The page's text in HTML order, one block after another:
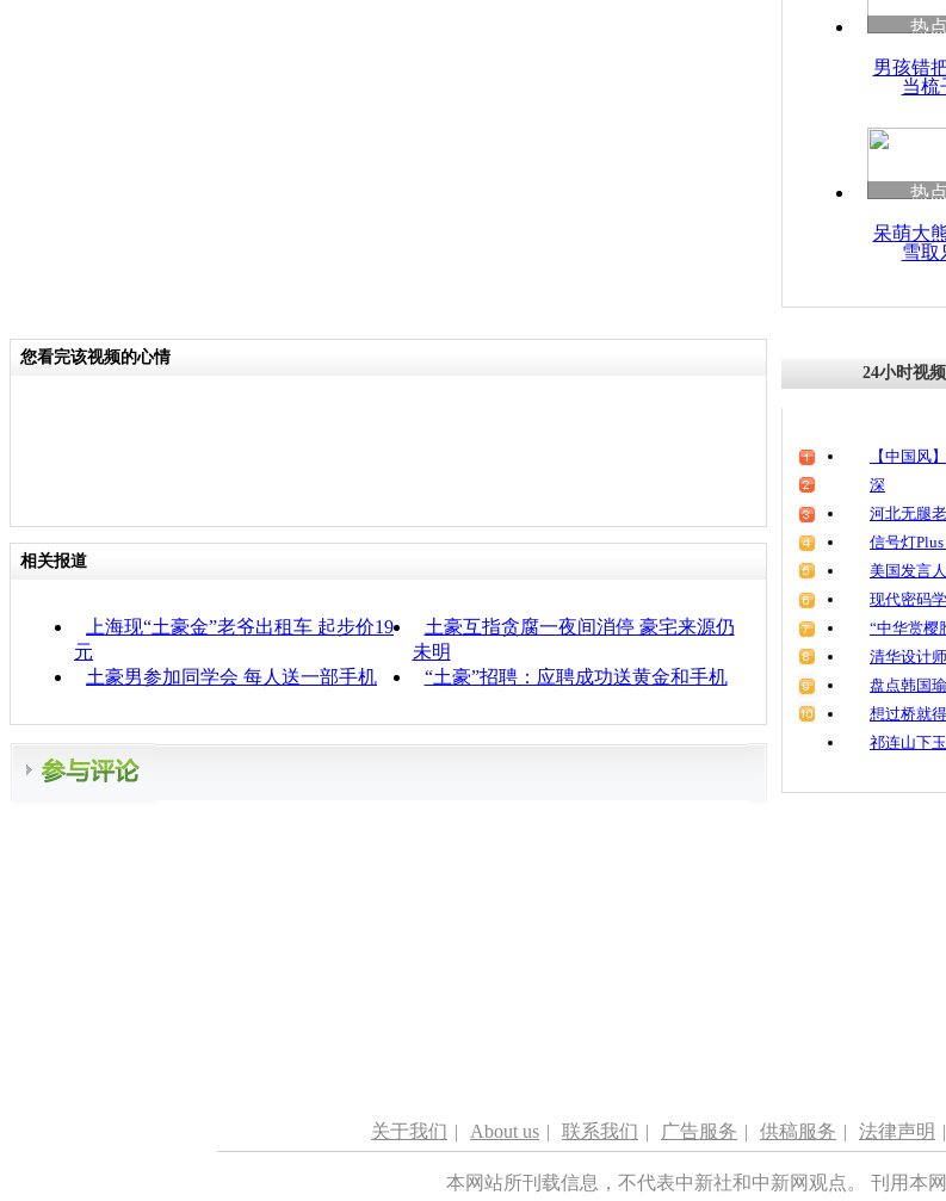
热
男孩错
当梳
热
呆萌大
雪取
您看完该视频的心情
相关报道
上海现“土豪金”老爷出租车 起步价19
元
土豪互指贪腐一夜间消停 豪宅来源仍
未明
土豪男参加同学会 每人送一部手机
“土豪”招聘：应聘成功送黄金和手机
24小时视
【中国风
深
河北无腿
信号灯
美国发言
现代密码
“中华赏樱
清华设计
盘点韩国
想过桥就
祁连山下
关于我们 | About us | 联系我们 | 广告服务 | 供稿服务 | 法律声明 |
本网站所刊载信息，不代表中新社和中新网观点。 刊用本